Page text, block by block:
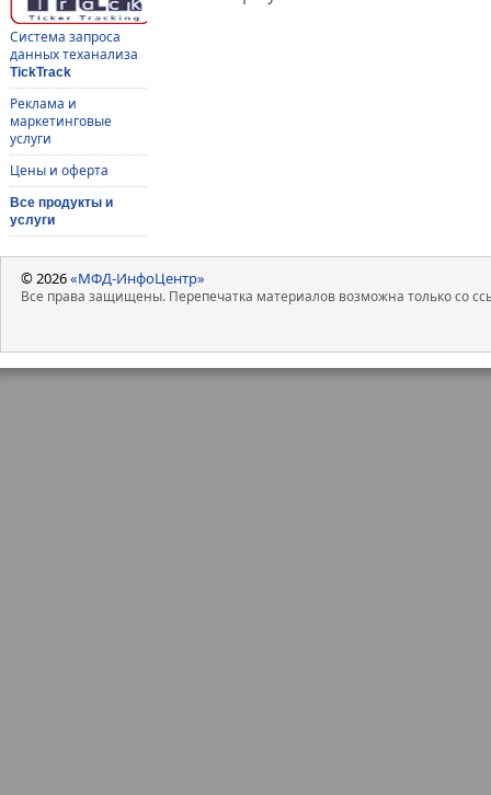
Система запроса
данных теханализа
TickTrack
Реклама и
маркетинговые
услуги
Цены и оферта
Все продукты и
услуги
© 2026«МФД-ИнфоЦентр»
Все права защищены. Перепечатка материалов возможна только со